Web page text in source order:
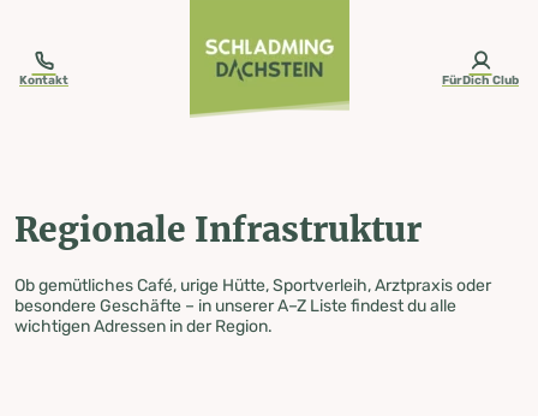
Kontakt FürDich Club
Regionale Infrastruktur
Ob gemütliches Café, urige Hütte, Sportverleih, Arztpraxis oder
besondere Geschäfte – in unserer A–Z Liste findest du alle
wichtigen Adressen in der Region.